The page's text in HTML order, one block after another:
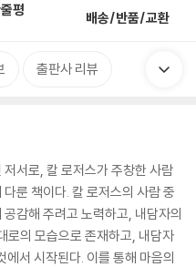
평 배송/반품/교환
출판사 리뷰
서로, 칼 로저스가 주창한 사람
룬 책이다. 칼 로저스의 사람 중
감해 주려고 노력하고, 내담자의
로의 모습으로 존재하고, 내담자
서 시작된다. 이를 통해 마음의